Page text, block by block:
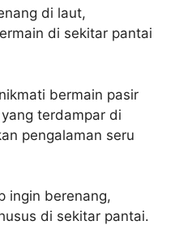
di laut,
di sekitar pantai
bermain pasir
terdampar di
pengalaman seru
ingin berenang,
di sekitar pantai.